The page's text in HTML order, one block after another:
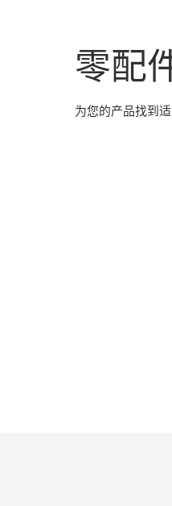
零配
为您的产品找到